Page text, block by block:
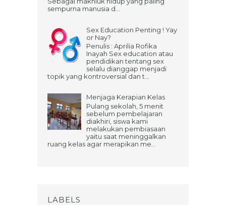
sempurna manusia d...
Sex Education Penting ! Yay
or Nay?
Penulis : Aprilia Rofika
Inayah Sex education atau
pendidikan tentang sex
selalu dianggap menjadi
topik yang kontroversial dan t...
Menjaga Kerapian Kelas
Pulang sekolah, 5 menit
sebelum pembelajaran
diakhiri, siswa kami
melakukan pembiasaan
yaitu saat meninggalkan
ruang kelas agar merapikan me...
LABELS